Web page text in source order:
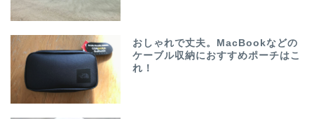
おしゃれで丈夫。MacBookなどの
ケーブル収納におすすめポーチはこ
れ！